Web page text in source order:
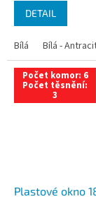
DETAIL
Bílá Bílá -
Počet komor: 6
Počet těsnění:
3
Plastové okno